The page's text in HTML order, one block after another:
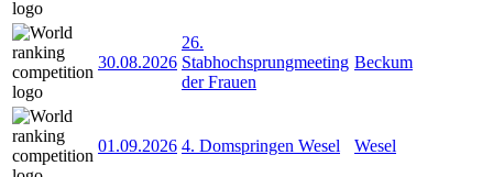
30.08.2026
26.
Stabhochsprungmeeting
der Frauen
Beckum
01.09.2026 4. Domspringen Wesel Wesel